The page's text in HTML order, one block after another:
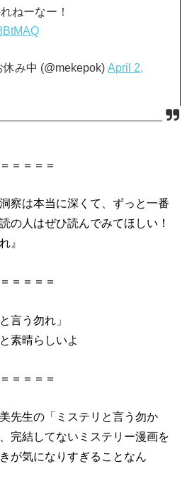
ねーなー！
み中 (@mekepok)April 2,
＝＝＝＝
察は本当に深くて、ずっと一番
の人はぜひ読んでみてほしい！
』
＝＝＝＝
言う勿れ」
素晴らしいよ
＝＝＝＝
先生の「ミステリと言う勿か
完結してないミステリー漫画を
が気になりすぎることなん